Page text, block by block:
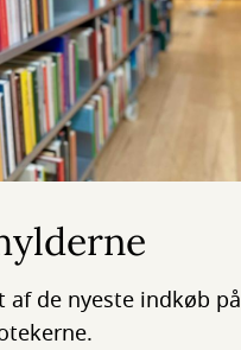
af de nyeste indkøb på